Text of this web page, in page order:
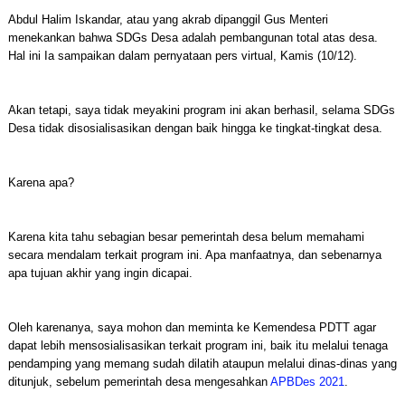
Abdul Halim Iskandar, atau yang akrab dipanggil Gus Menteri
menekankan bahwa SDGs Desa adalah pembangunan total atas desa.
Hal ini Ia sampaikan dalam pernyataan pers virtual, Kamis (10/12).
Akan tetapi, saya tidak meyakini program ini akan berhasil, selama SDGs
Desa tidak disosialisasikan dengan baik hingga ke tingkat-tingkat desa.
Karena apa?
Karena kita tahu sebagian besar pemerintah desa belum memahami
secara mendalam terkait program ini. Apa manfaatnya, dan sebenarnya
apa tujuan akhir yang ingin dicapai.
Oleh karenanya, saya mohon dan meminta ke Kemendesa PDTT agar
dapat lebih mensosialisasikan terkait program ini, baik itu melalui tenaga
pendamping yang memang sudah dilatih ataupun melalui dinas-dinas yang
ditunjuk, sebelum pemerintah desa mengesahkan APBDes 2021.